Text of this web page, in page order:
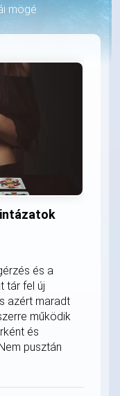
mögé
és a
tár fel új
azért maradt
működik
és
pusztán